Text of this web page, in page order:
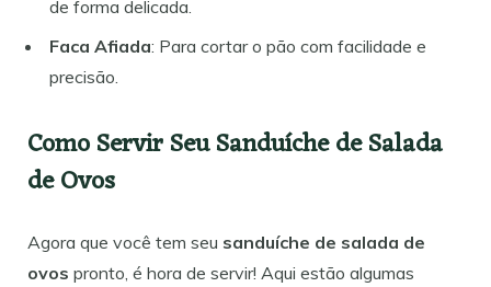
de forma delicada.
Faca Afiada: Para cortar o pão com facilidade e
precisão.
Como Servir Seu Sanduíche de Salada
de Ovos
Agora que você tem seu sanduíche de salada de
ovos pronto, é hora de servir! Aqui estão algumas